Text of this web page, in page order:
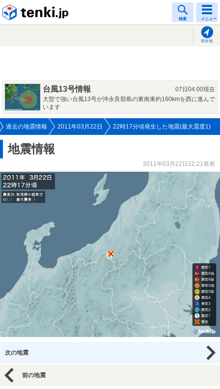
検索 メニュー
現在地
台風13号情報
07日04:00現在
大型で強い台風13号が沖永良部島の東南東約160kmを西に進んで
います
過去の地震情報 2011年03月22日 22時17分頃発生した地震(最大震度1)
地震情報
2011年03月22日22:21発表
次の地震
前の地震